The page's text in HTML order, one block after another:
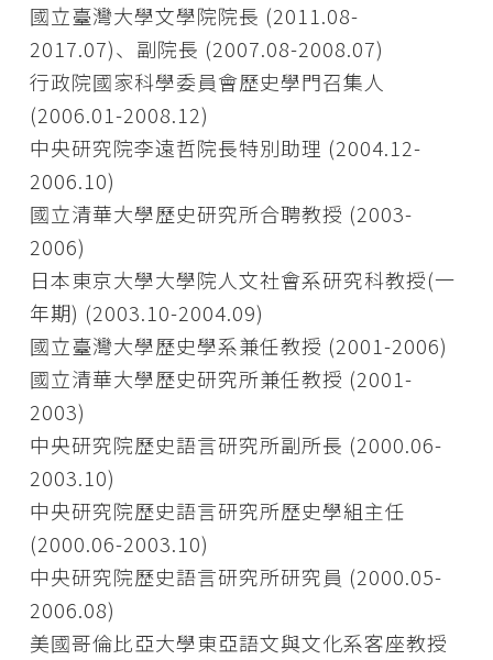
國立臺灣大學文學院院長 (2011.08-
2017.07)、副院長 (2007.08-2008.07)
行政院國家科學委員會歷史學門召集人
(2006.01-2008.12)
中央研究院李遠哲院長特別助理 (2004.12-
2006.10)
國立清華大學歷史研究所合聘教授 (2003-
2006)
日本東京大學大學院人文社會系研究科教授(一
年期) (2003.10-2004.09)
國立臺灣大學歷史學系兼任教授 (2001-2006)
國立清華大學歷史研究所兼任教授 (2001-
2003)
中央研究院歷史語言研究所副所長 (2000.06-
2003.10)
中央研究院歷史語言研究所歷史學組主任
(2000.06-2003.10)
中央研究院歷史語言研究所研究員 (2000.05-
2006.08)
美國哥倫比亞大學東亞語文與文化系客座教授